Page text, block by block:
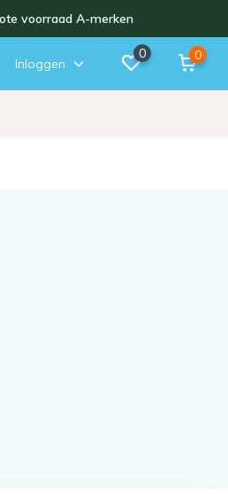
voorraad A-merken
Inloggen
0 0